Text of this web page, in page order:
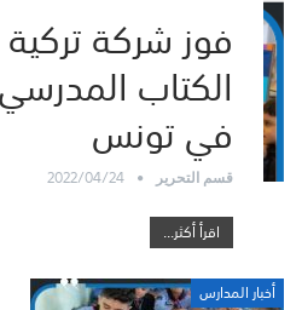
فوز شركة
الكتاب
في تونس
قسم التحرير 2022/04/24
اقرأ أكثر...
أخبار المدارس